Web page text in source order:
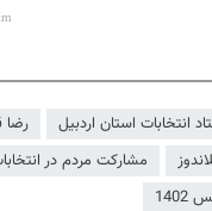
انتخابات استان اردبیل
رضا
مشارکت مردم در